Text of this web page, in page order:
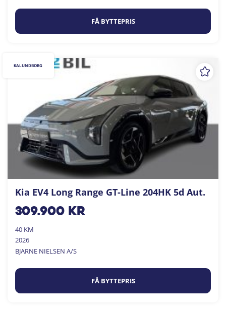
FÅ BYTTEPRIS
Kia EV4 Long Range GT-Line 204HK 5d Aut.
309.900kr
40 KM
2026
BJARNE NIELSEN A/S
FÅ BYTTEPRIS
KALUNDBORG